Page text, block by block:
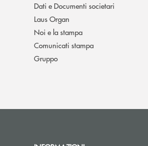
Dati e Documenti societari
Laus Organ
Noi e la stampa
Comunicati stampa
Gruppo